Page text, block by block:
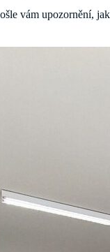
vám upozornění,